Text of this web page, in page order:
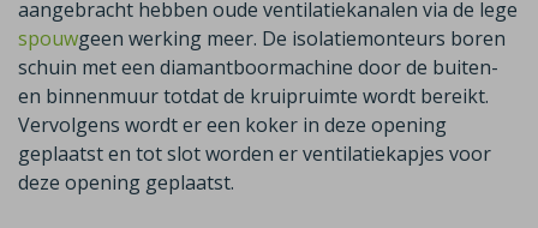
aangebracht hebben oude ventilatiekanalen via de lege
spouwgeen werking meer. De isolatiemonteurs boren
schuin met een diamantboormachine door de buiten-
en binnenmuur totdat de kruipruimte wordt bereikt.
Vervolgens wordt er een koker in deze opening
geplaatst en tot slot worden er ventilatiekapjes voor
deze opening geplaatst.